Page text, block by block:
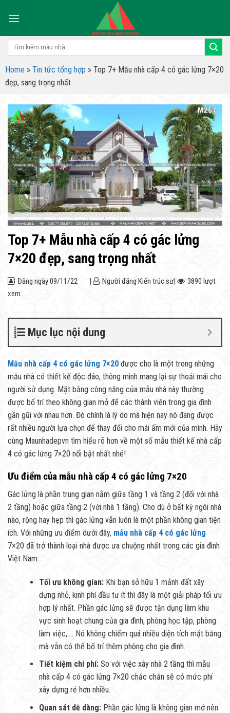
Tìm
Home » Tin tức tổng hợp » Top 7+ Mẫu nhà cấp 4 có gác lửng 7×20
đẹp, sang trọng nhất
Top 7+ Mẫu nhà cấp 4 có gác lửng
7×20 đẹp, sang trọng nhất
Đăng ngày09/11/22 | Người đăng Kiến trúc sư|
3890 lượt
xem
Mục lục nội dung
Mẫu nhà cấp 4 có gác lửng 7×20 được cho là một trong những
mẫu nhà có thiết kế độc đáo, thông minh mang lại sự thoải mái cho
người sử dụng. Mặt bằng công năng của mẫu nhà này thường
được bố trí theo không gian mở để các thành viên trong gia đình
gần gũi với nhau hơn. Đó chính là lý do mà hiện nay nó đang được
rất nhiều người lựa chọn để thay đổi cho mái ấm mới của mình. Hãy
cùng Maunhadepvn tìm hiểu rõ hơn về một số mẫu thiết kế nhà cấp
4 có gác lửng 7×20 nổi bật nhất nhé!
Ưu điểm của mẫu nhà cấp 4 có gác lửng 7×20
Gác lửng là phần trung gian nằm giữa tầng 1 và tầng 2 (đối với nhà
2 tầng) hoặc giữa tầng 2 (với nhà 1 tầng). Cho dù ở bất kỳ ngôi nhà
nào, rộng hay hẹp thì gác lửng vẫn luôn là một phần không gian tiện
ích. Với những ưu điểm dưới đây, mẫu nhà cấp 4 có gác lửng
7×20 đã trở thành loại nhà được ưa chuộng nhất trong các gia đình
Việt Nam.
Tối ưu không gian:Khi bạn sở hữu 1 mảnh đất xây
dựng nhỏ, kinh phí đầu tư ít thì đây là một giải pháp tối ưu
hợp lý nhất. Phần gác lửng sẽ được tận dụng làm khu
vực sinh hoạt chung của gia đình, phòng học tập, phòng
làm việc,…. Nó không chiếm quá nhiều diện tích mặt bằng
mà vẫn có thể bố trí thêm phòng cho gia đình.
Tiết kiệm chi phí:So với việc xây nhà 2 tầng thì mẫu
nhà cấp 4 có gác lửng 7×20 chắc chắn sẽ có mức phí
xây dựng rẻ hơn nhiều.
Quan sát dễ dàng:Phần gác lửng là không gian mở nên